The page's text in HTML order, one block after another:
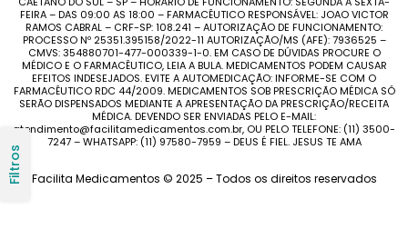
Filtros
FEIRA – DAS 09:00 AS 18:00 – FARMACÊUTICO RESPONSÁVEL: JOAO VICTOR
RAMOS CABRAL – CRF-SP: 108.241 – AUTORIZAÇÃO DE FUNCIONAMENTO:
PROCESSO Nº 25351.395158/2022-11 AUTORIZAÇÃO/MS (AFE): 7936525 –
CMVS: 354880701-477-000339-1-0. EM CASO DE DÚVIDAS PROCURE O
MÉDICO E O FARMACÊUTICO, LEIA A BULA. MEDICAMENTOS PODEM CAUSAR
EFEITOS INDESEJADOS. EVITE A AUTOMEDICAÇÃO: INFORME-SE COM O
FARMACÊUTICO RDC 44/2009. MEDICAMENTOS SOB PRESCRIÇÃO MÉDICA SÓ
SERÃO DISPENSADOS MEDIANTE A APRESENTAÇÃO DA PRESCRIÇÃO/RECEITA
MÉDICA. DEVENDO SER ENVIADAS PELO E-MAIL:
atendimento@facilitamedicamentos.com.br, OU PELO TELEFONE: (11) 3500-
7247 – WHATSAPP: (11) 97580-7959 – DEUS É FIEL. JESUS TE AMA
Facilita Medicamentos © 2025 – Todos os direitos reservados